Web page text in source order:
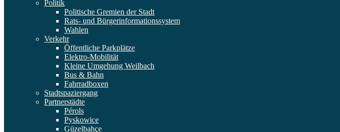
Politik
Politische Gremien der Stadt
Rats- und Bürgerinformationssystem
Wahlen
Verkehr
Öffentliche Parkplätze
Elektro-Mobilität
Kleine Umgehung Weilbach
Bus & Bahn
Fahrradboxen
Stadtspaziergang
Partnerstädte
Pérols
Pyskowice
Güzelbahçe